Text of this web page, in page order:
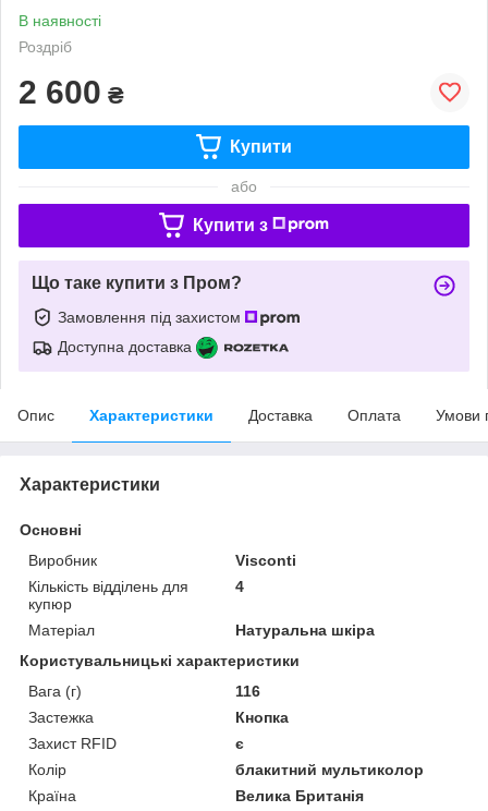
В наявності
Роздріб
2 600 ₴
Купити
або
Купити з
Що таке купити з Пром?
Замовлення під захистом
Доступна доставка
Опис Характеристики Доставка Оплата Умови
Характеристики
Основні
Виробник
Visconti
Кількість відділень для
купюр
4
Матеріал
Натуральна шкіра
Користувальницькі характеристики
Вага (г)
116
Застежка
Кнопка
Захист RFID
є
Колір
блакитний мультиколор
Країна
Велика Британія